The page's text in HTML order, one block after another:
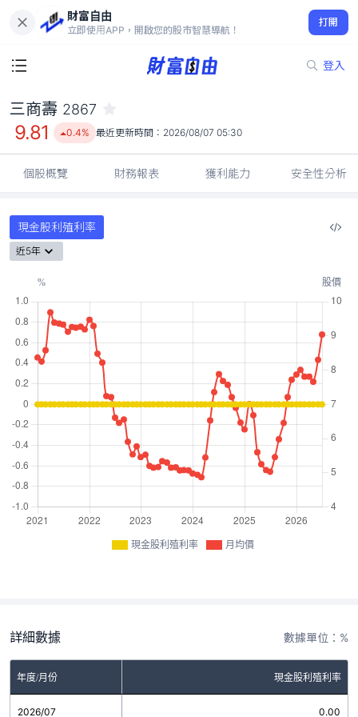
財富自由
立即使用APP，開啟您的股市智慧導航！
打開
登入
9.81
0.4%
三商壽 2867
9.81 0.4% 最近更新時間： 2026/08/07 05:30
個股概覽 財務報表 獲利能力 安全性分析
現金股利殖利率
近5年
現金股利殖利率 月均價
詳細數據 數據單位：%
年度/月份 現金股利殖利率
2026/07 0.00